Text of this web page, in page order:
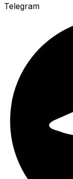
Telegram